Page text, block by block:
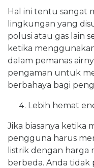
Hal ini tentu sangat
lingkungan yang
polusi atau gas lain
ketika
dalam pemanas
pengaman untuk
berbahaya bagi
Lebih hemat
Jika biasanya ketika
pengguna harus
listrik dengan harga
berbeda. Anda